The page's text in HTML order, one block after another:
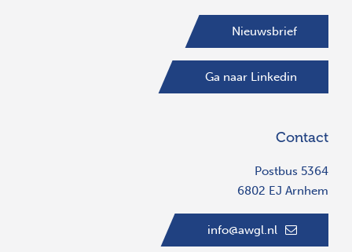
Nieuwsbrief
Ga naar Linkedin
Contact
Postbus 5364
6802 EJ Arnhem
info@awgl.nl